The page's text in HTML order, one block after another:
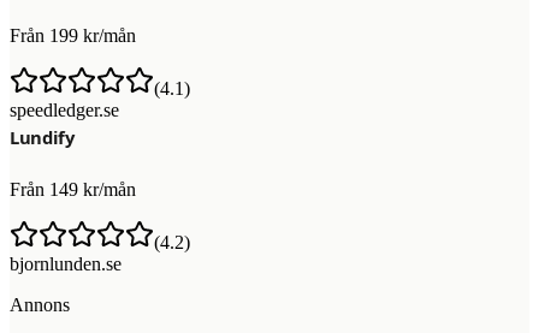
Från 199 kr/mån
(4.1)
speedledger.se
Från 149 kr/mån
(4.2)
bjornlunden.se
Annons